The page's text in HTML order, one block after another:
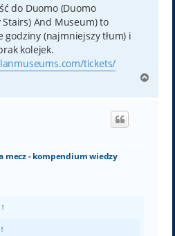
do Duomo (Duomo
Stairs) And Museum) to
(najmniejszy tłum) i
kolejek.
tickets/
g
mecz - kompendium wiedzy
↑
↑